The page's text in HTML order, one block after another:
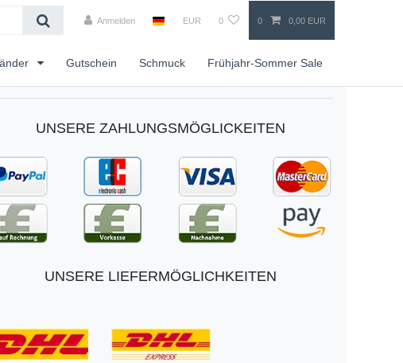
Anmelden EUR 0 0 0,00 EUR
Gutschein Schmuck Frühjahr-Sommer Sale
UNSERE ZAHLUNGSMÖGLICKEITEN
UNSERE LIEFERMÖGLICHKEITEN